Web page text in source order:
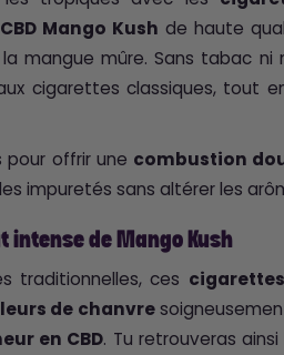
Mango Kush de haute
mangue mûre. Sans tabac ni
cigarettes classiques, tout
offrir une combustion
impuretés sans altérer les
intense de Mango Kush
traditionnelles, ces
de chanvre
en CBD. Tu retrouveras ainsi